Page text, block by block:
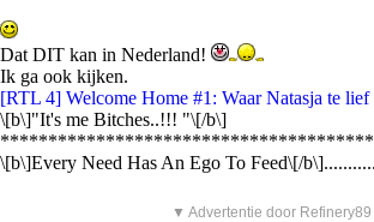
Dat DIT kan in Nederland!
Ik ga ook kijken.
[RTL 4] Welcome Home #1: Waar Natasja te lief
\[b\]"It's me Bitches..!!! "\[/b\]
\[b\]Every Need Has An Ego To Feed\[/
▼ Advertentie door Refinery89